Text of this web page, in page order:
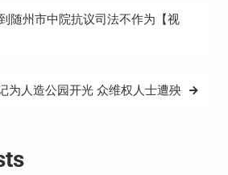
随州市中院抗议司法不作为【视
为人造公园开光 众维权人士遭殃